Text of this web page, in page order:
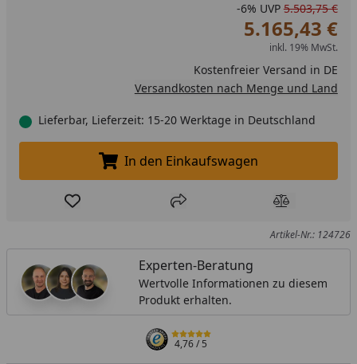
-6% UVP 5.503,75 €
5.165,43 €
inkl. 19% MwSt.
Kostenfreier Versand in DE
Versandkosten nach Menge und Land
Lieferbar, Lieferzeit: 15-20 Werktage in Deutschland
In den Einkaufswagen legen
In den Einkaufswagen
Produkt zur Wunschliste hinzufügen
Teilen Produkt
Artikel-Nr.: 124726
Experten-Beratung
Wertvolle Informationen zu diesem
Produkt erhalten.
4,76/ 5